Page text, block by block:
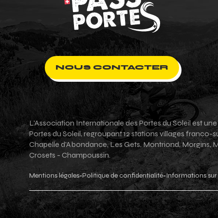
NOUS CONTACTER
L'Association Internationale des Portes du Soleil est
Portes du Soleil, regroupant 12 stations villages franco-
Chapelle d'Abondance, Les Gets, Montriond, Morgins,
Crosets - Champoussin.
Mentions légales-Politique de confidentialité-Informations sur